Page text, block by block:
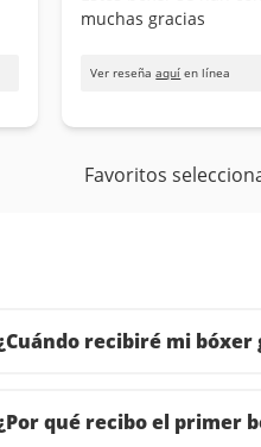
muchas gracias
Ver reseñaaquí en línea
Favoritos
recibiré mi bóxer
qué recibo el primer